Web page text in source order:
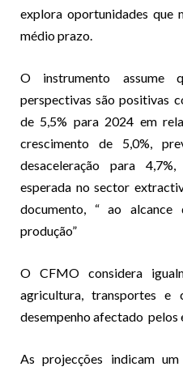
explora oportunidades que
médio prazo.
O instrumento assume
perspectivas são positivas
de 5,5% para 2024 em
crescimento de 5,0%,
desaceleração para
esperada no sector
documento, “ ao alcance
produção”
O CFMO considera
agricultura, transportes e
desempenho afectado
As projecções indicam